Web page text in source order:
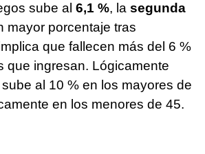
sube al 6,1 %, la segunda
mayor porcentaje tras
que fallecen más del 6 %
que ingresan. Lógicamente
al 10 % en los mayores de
en los menores de 45.